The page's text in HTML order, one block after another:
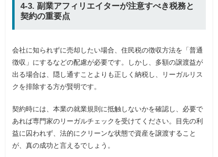
4-3. 副業アフィリエイターが注意すべき税務と
契約の重要点
会社に知られずに売却したい場合、住民税の徴収方法を「普通
徴収」にするなどの配慮が必要です。しかし、多額の譲渡益が
出る場合は、隠し通すことよりも正しく納税し、リーガルリス
クを排除する方が賢明です。
契約時には、本業の就業規則に抵触しないかを確認し、必要で
あれば専門家のリーガルチェックを受けてください。目先の利
益に囚われず、法的にクリーンな状態で資産を譲渡すること
が、真の成功と言えるでしょう。